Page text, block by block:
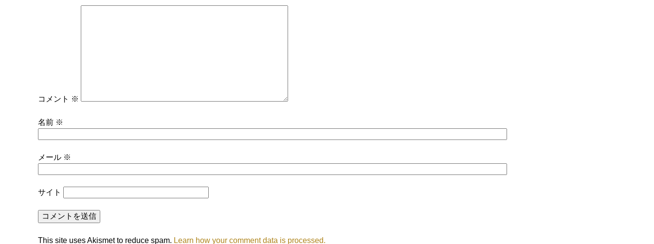
コメント ※
名前 ※
メール ※
サイト
This site uses Akismet to reduce spam. Learn how your comment data is processed.